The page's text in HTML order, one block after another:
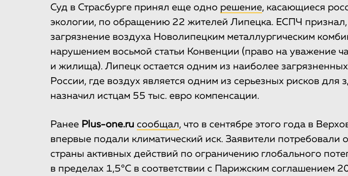
Суд в Страсбурге принял еще одно решение, касающиеся
экологии, по обращению 22 жителей Липецка. ЕСПЧ признал,
загрязнение воздуха Новолипецким металлургическим
нарушением восьмой статьи Конвенции (право на уважение
и жилища). Липецк остается одним из наиболее
России, где воздух является одним из серьезных рисков для
назначил истцам 55 тыс. евро компенсации.
Ранее Plus-one.ru сообщал, что в сентябре этого года в
впервые подали климатический иск. Заявители потребовали
страны активных действий по ограничению глобального
в пределах 1,5°C в соответствии с Парижским соглашением